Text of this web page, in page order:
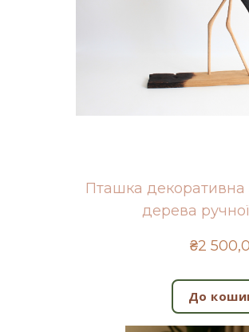
Пташка декоративна
дерева
₴2
До